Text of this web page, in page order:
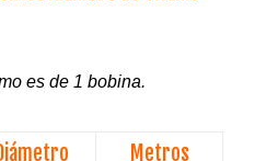
es de 1 bobina.
Metros